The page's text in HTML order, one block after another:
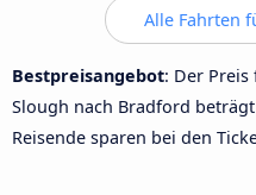
Alle Fahrten
Bestpreisangebot: Der
Slough nach Bradford
Reisende sparen bei den